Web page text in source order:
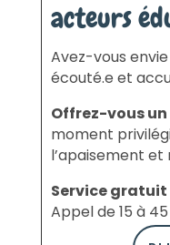
acteurs
Avez-vous
écouté.e et
Offrez-vous un
moment
l’apaisement
Service gratuit
Appel de 15 à